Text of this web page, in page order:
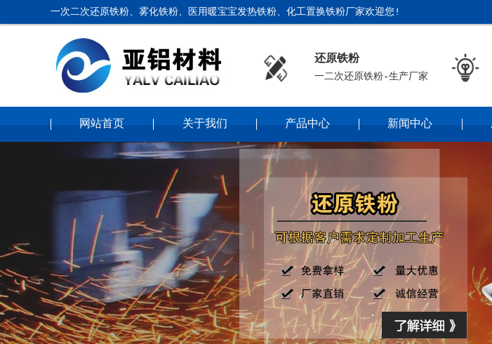
一次二次还原铁粉、雾化铁粉、医用暖宝宝发热铁粉、化工置换铁粉厂家欢迎您!
还原铁粉
一二次还原铁粉-生产厂家
网站首页 关于我们 产品中心 新闻中心